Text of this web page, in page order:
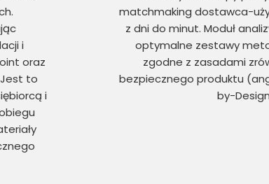
i
oraz
to
i
matchmaking dostawca-
z dni do minut. Moduł
optymalne zestawy
zgodne z zasadami
bezpiecznego produktu
by-